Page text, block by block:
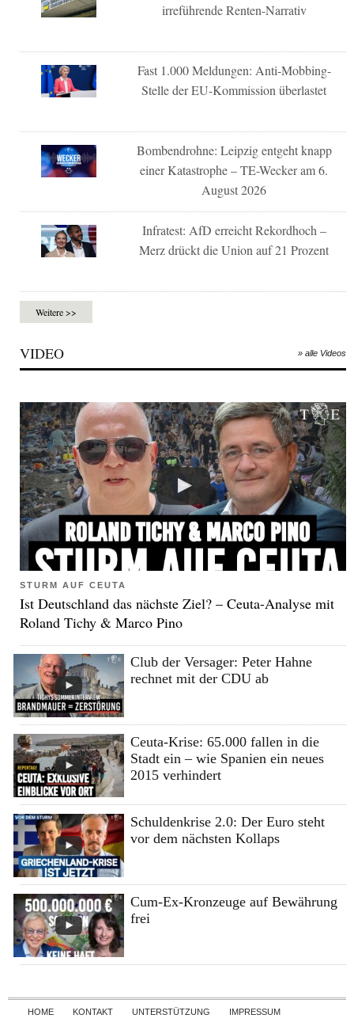
irreführende Renten-Narrativ
Fast 1.000 Meldungen: Anti-Mobbing-
Stelle der EU-Kommission überlastet
Bombendrohne: Leipzig entgeht knapp
einer Katastrophe – TE-Wecker am 6.
August 2026
Infratest: AfD erreicht Rekordhoch –
Merz drückt die Union auf 21 Prozent
Weitere >>
VIDEO » alle Videos
STURM AUF CEUTA
Ist Deutschland das nächste Ziel? – Ceuta-Analyse mit
Roland Tichy & Marco Pino
Club der Versager: Peter Hahne
rechnet mit der CDU ab
Ceuta-Krise: 65.000 fallen in die
Stadt ein – wie Spanien ein neues
2015 verhindert
Schuldenkrise 2.0: Der Euro steht
vor dem nächsten Kollaps
Cum-Ex-Kronzeuge auf Bewährung
frei
Skip to content
HOME KONTAKT UNTERSTÜTZUNG IMPRESSUM